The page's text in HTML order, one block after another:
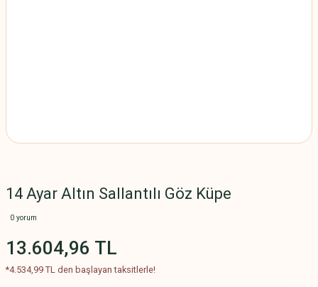
14 Ayar Altın Sallantılı Göz Küpe
0 yorum
13.604,96 TL
*4.534,99 TL den başlayan taksitlerle!